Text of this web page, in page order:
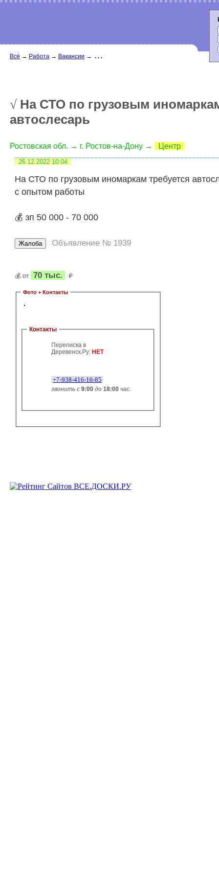
Всё → Работа → Вакансии → . . .
√ На СТО по грузовым
автослесарь
Ростовская обл. → г. Ростов-на-Дону → Центр
26.12.2022 10:04
На СТО по грузовым иномаркам требуется
с опытом работы
💰 зп 50 000 - 70 000
Объявление № 1939
💰 от 70 тыс. ₽
Фото + Контакты
Контакты
Переписка в
Деревенск.Ру: НЕТ
+7-938-416-16-85
звонить с 9:00 до 18:00 час.